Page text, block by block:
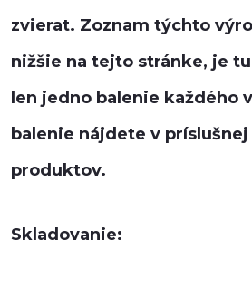
zvierat. Zoznam týchto
nižšie na tejto stránke, je
len jedno balenie každého
balenie nájdete v
produktov.
Skladovanie: